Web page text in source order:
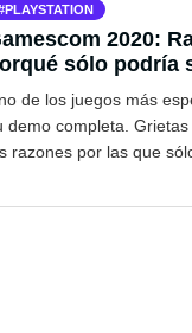
PLAYSTATION
2020:
sólo podría
de los juegos más
demo completa.
razones por las que